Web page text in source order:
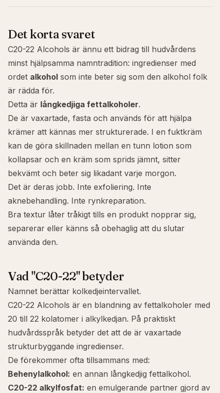
Det korta svaret
C20-22 Alcohols är ännu ett bidrag till hudvårdens
minst hjälpsamma namntradition: ingredienser med
ordet alkohol som inte beter sig som den alkohol folk
är rädda för.
Detta är långkedjiga fettalkoholer.
De är vaxartade, fasta och används för att hjälpa
krämer att kännas mer strukturerade. I en fuktkräm
kan de göra skillnaden mellan en tunn lotion som
kollapsar och en kräm som sprids jämnt, sitter
bekvämt och beter sig likadant varje morgon.
Det är deras jobb. Inte exfoliering. Inte
aknebehandling. Inte rynkreparation.
Bra textur låter tråkigt tills en produkt nopprar sig,
separerar eller känns så obehaglig att du slutar
använda den.
Vad "C20-22" betyder
Namnet berättar kolkedjeintervallet.
C20-22 Alcohols är en blandning av fettalkoholer med
20 till 22 kolatomer i alkylkedjan. På praktiskt
hudvårdsspråk betyder det att de är vaxartade
strukturbyggande ingredienser.
De förekommer ofta tillsammans med:
Behenylalkohol: en annan långkedjig fettalkohol.
C20-22 alkylfosfat: en emulgerande partner gjord av